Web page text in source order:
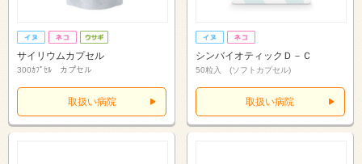
サイリウムカプセル
300ｶﾌﾟｾﾙ カプセル
取扱い病院
シンバイオティックＤ－Ｃ
50粒入 (ソフトカプセル)
取扱い病院